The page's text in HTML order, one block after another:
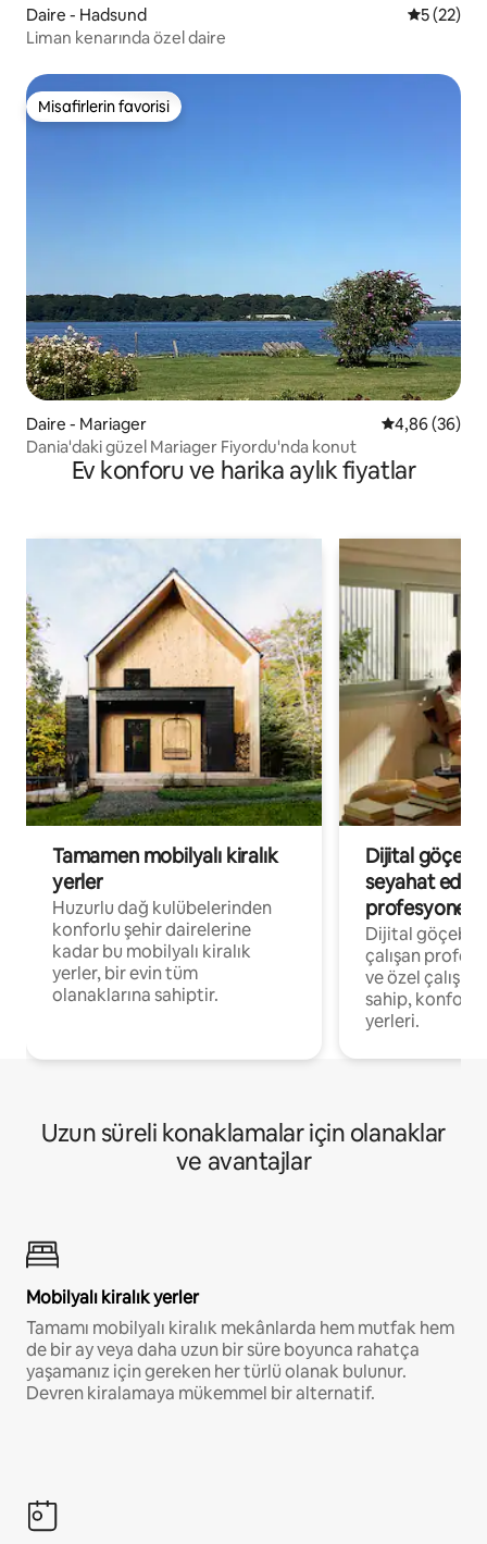
Daire - Hadsund 55 (22)
Liman kenarında özel daire
Misafirlerin favorisi
Misafirlerin favorisi
Daire - Mariager 5 üzerinden
4,86 (36)
Dania'daki güzel Mariager Fiyordu'nda konut
Ev konforu ve harika aylık fiyatlar
Tamamen mobilyalı kiralık
yerler
Huzurlu dağ kulübelerinden
konforlu şehir dairelerine
kadar bu mobilyalı kiralık
yerler, bir evin tüm
olanaklarına sahiptir.
Dijital
seyahat eden
Dijital
çalışan
ve özel
sahip,
yerleri.
Uzun süreli konaklamalar için olanaklar
ve avantajlar
Mobilyalı kiralık yerler
Tamamı mobilyalı kiralık mekânlarda hem mutfak hem
de bir ay veya daha uzun bir süre boyunca rahatça
yaşamanız için gereken her türlü olanak bulunur.
Devren kiralamaya mükemmel bir alternatif.